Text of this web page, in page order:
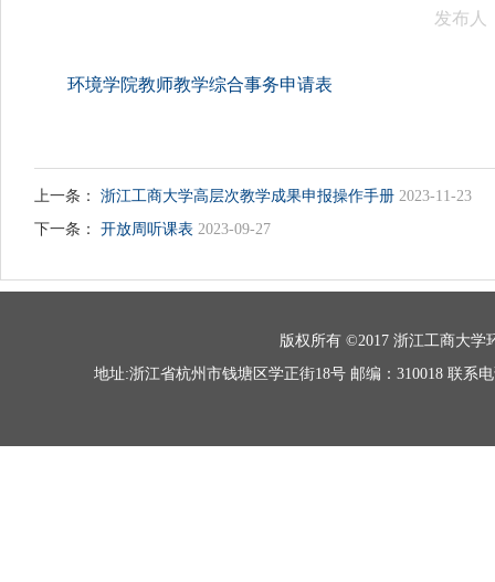
发布
环境学院教师教学综合事务申请表
上一条： 浙江工商大学高层次教学成果申报操作手册 2023-11-23
下一条： 开放周听课表 2023-09-27
版权所有 ©2017 浙江工商大学
地址:浙江省杭州市钱塘区学正街18号 邮编：310018 联系